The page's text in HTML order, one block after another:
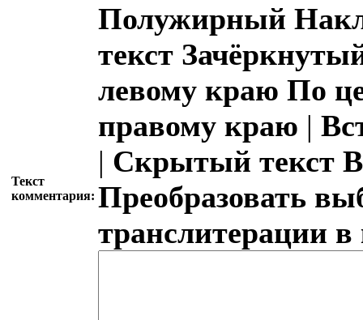
Текст
комментария:
Полужирный
текст
левому краю По
правому краю |
| Скрытый текст
Преобразовать
транслитерации